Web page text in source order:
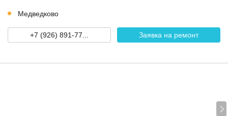
Медведково
+7 (926) 891-77... Заявка на ремонт